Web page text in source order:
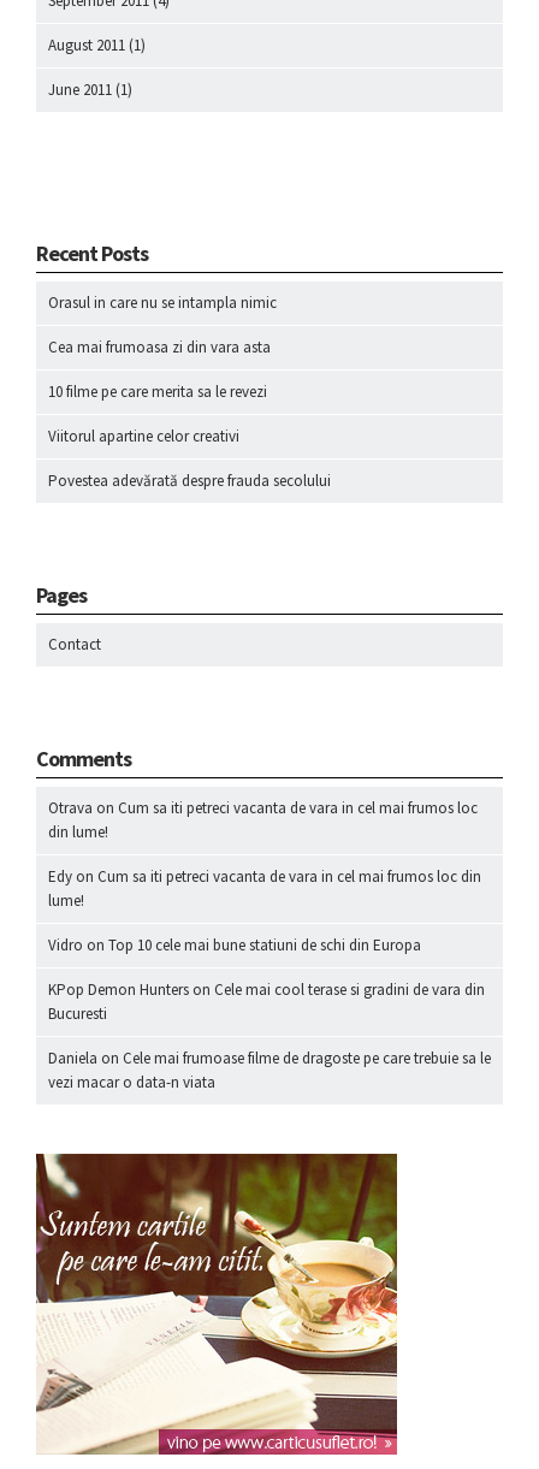
August 2011 (1)
June 2011 (1)
Recent Posts
Orasul in care nu se intampla nimic
Cea mai frumoasa zi din vara asta
10 filme pe care merita sa le revezi
Viitorul apartine celor creativi
Povestea adevărată despre frauda secolului
Pages
Contact
Comments
Otrava on Cum sa iti petreci vacanta de vara in cel mai frumos loc
din lume!
Edy on Cum sa iti petreci vacanta de vara in cel mai frumos loc din
lume!
Vidro on Top 10 cele mai bune statiuni de schi din Europa
KPop Demon Hunters on Cele mai cool terase si gradini de vara din
Bucuresti
Daniela on Cele mai frumoase filme de dragoste pe care trebuie sa le
vezi macar o data-n viata